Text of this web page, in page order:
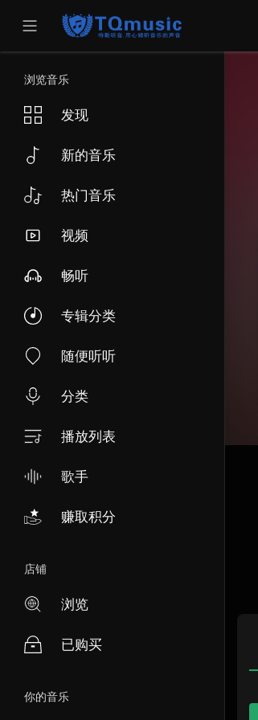
浏览音乐
发现
新的音乐
热门音乐
视频
畅听
专辑分类
随便听听
分类
播放列表
歌手
赚取积分
店铺
浏览
已购买
你的音乐